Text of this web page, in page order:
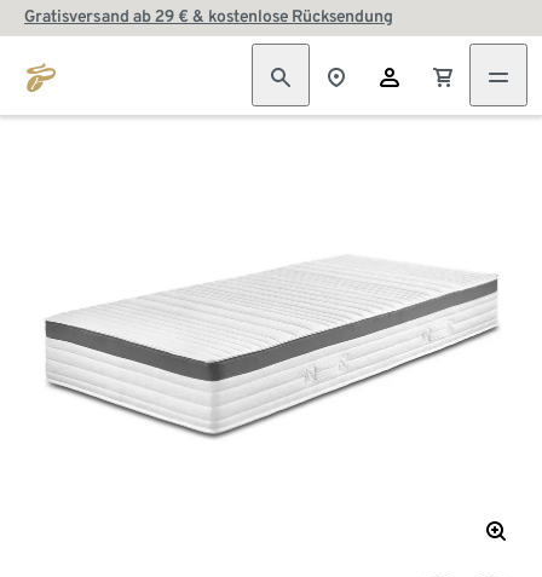
Gratisversand ab 29 € & kostenlose Rücksendung